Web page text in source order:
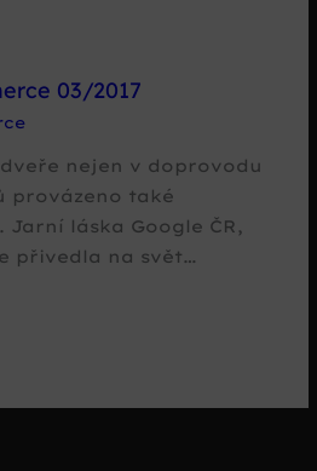
03/2017
nejen v doprovodu
provázeno také
láska Google ČR,
přivedla na svět…